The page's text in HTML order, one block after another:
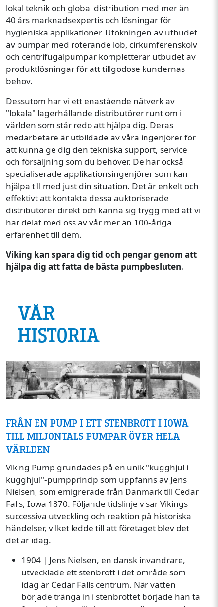
lokal teknik och global distribution med mer än
40 års marknadsexpertis och lösningar för
hygieniska applikationer. Utökningen av utbudet
av pumpar med roterande lob, cirkumferenskolv
och centrifugalpumpar kompletterar utbudet av
produktlösningar för att tillgodose kundernas
behov.
Dessutom har vi ett enastående nätverk av
"lokala" lagerhållande distributörer runt om i
världen som står redo att hjälpa dig. Deras
medarbetare är utbildade av våra ingenjörer för
att kunna ge dig den tekniska support, service
och försäljning som du behöver. De har också
specialiserade applikationsingenjörer som kan
hjälpa till med just din situation. Det är enkelt och
effektivt att kontakta dessa auktoriserade
distributörer direkt och känna sig trygg med att vi
har delat med oss av vår mer än 100-åriga
erfarenhet till dem.
Viking kan spara dig tid och pengar genom att
hjälpa dig att fatta de bästa pumpbesluten.
VÅR
HISTORIA
FRÅN EN PUMP I ETT STENBROTT I IOWA
TILL MILJONTALS PUMPAR ÖVER HELA
VÄRLDEN
Viking Pump grundades på en unik "kugghjul i
kugghjul"-pumpprincip som uppfanns av Jens
Nielsen, som emigrerade från Danmark till Cedar
Falls, Iowa 1870. Följande tidslinje visar Vikings
successiva utveckling och reaktion på historiska
händelser, vilket ledde till att företaget blev det
det är idag.
1904 | Jens Nielsen, en dansk invandrare,
utvecklade ett stenbrott i det område som
idag är Cedar Falls centrum. När vatten
började tränga in i stenbrottet började han ta